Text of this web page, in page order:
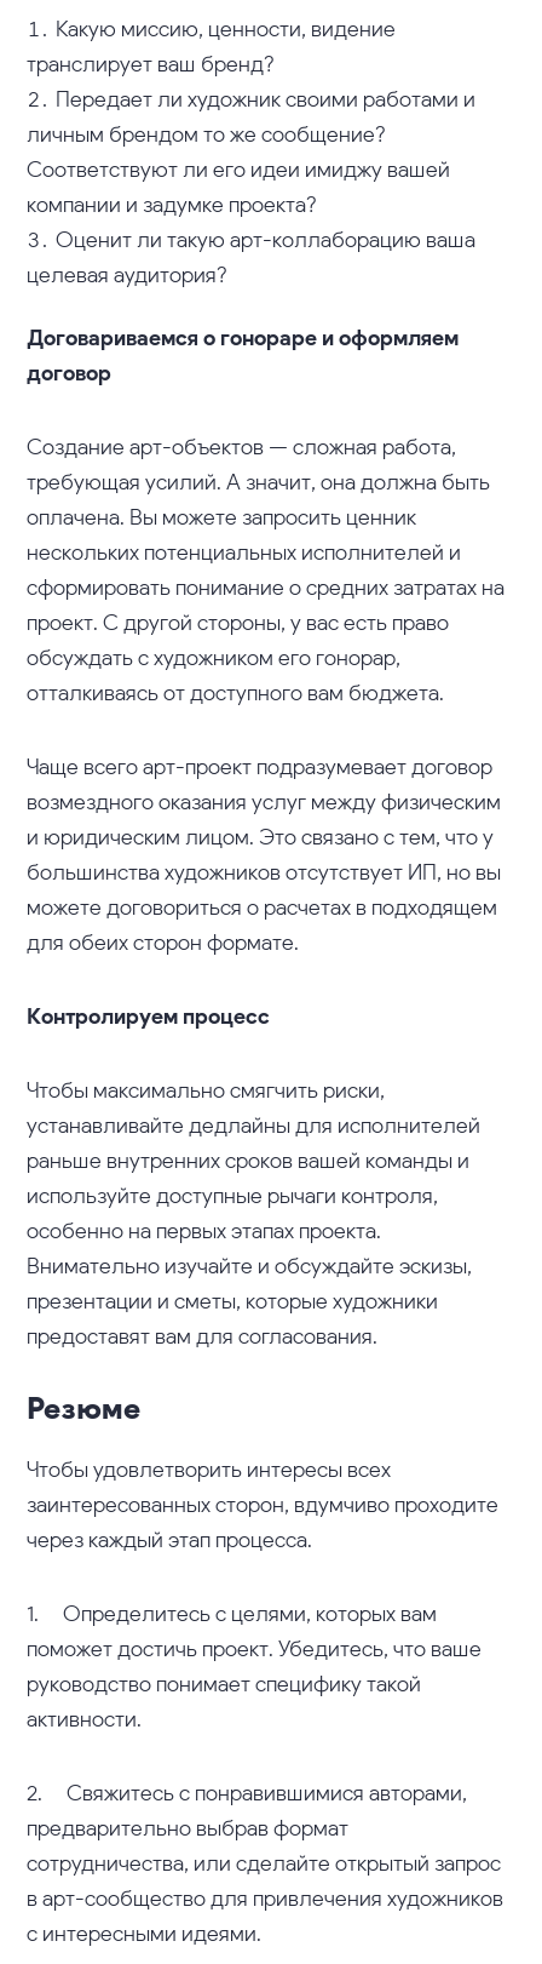
Какую миссию, ценности, видение
транслирует ваш бренд?
Передает ли художник своими работами и
личным брендом то же сообщение?
Соответствуют ли его идеи имиджу вашей
компании и задумке проекта?
Оценит ли такую арт-коллаборацию ваша
целевая аудитория?
Договариваемся о гонораре и оформляем
договор
Создание арт-объектов — сложная работа,
требующая усилий. А значит, она должна быть
оплачена. Вы можете запросить ценник
нескольких потенциальных исполнителей и
сформировать понимание о средних затратах на
проект. С другой стороны, у вас есть право
обсуждать с художником его гонорар,
отталкиваясь от доступного вам бюджета.
Чаще всего арт-проект подразумевает договор
возмездного оказания услуг между физическим
и юридическим лицом. Это связано с тем, что у
большинства художников отсутствует ИП, но вы
можете договориться о расчетах в подходящем
для обеих сторон формате.
Контролируем процесс
Чтобы максимально смягчить риски,
устанавливайте дедлайны для исполнителей
раньше внутренних сроков вашей команды и
используйте доступные рычаги контроля,
особенно на первых этапах проекта.
Внимательно изучайте и обсуждайте эскизы,
презентации и сметы, которые художники
предоставят вам для согласования.
Резюме
Чтобы удовлетворить интересы всех
заинтересованных сторон, вдумчиво проходите
через каждый этап процесса.
1. Определитесь с целями, которых вам
поможет достичь проект. Убедитесь, что ваше
руководство понимает специфику такой
активности.
2. Свяжитесь с понравившимися авторами,
предварительно выбрав формат
сотрудничества, или сделайте открытый запрос
в арт-сообщество для привлечения художников
с интересными идеями.